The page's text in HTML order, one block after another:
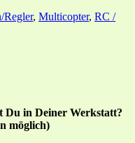
Regler, Multicopter, RC /
Du in Deiner Werkstatt?
möglich)